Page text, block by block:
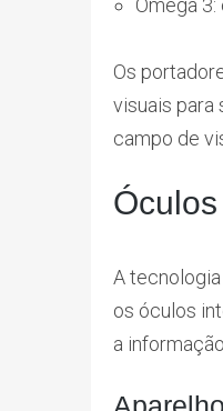
Ômega
Os
visuais para
campo de
A
os óculos
a